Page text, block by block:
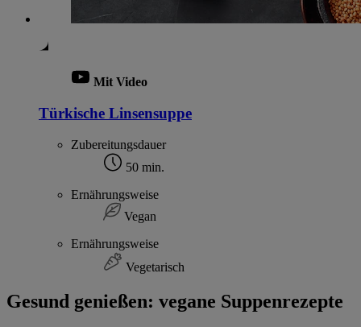
Mit Video
Türkische Linsensuppe
Zubereitungsdauer
50 min.
Ernährungsweise
Vegan
Ernährungsweise
Vegetarisch
Gesund genießen: vegane Suppenrezepte